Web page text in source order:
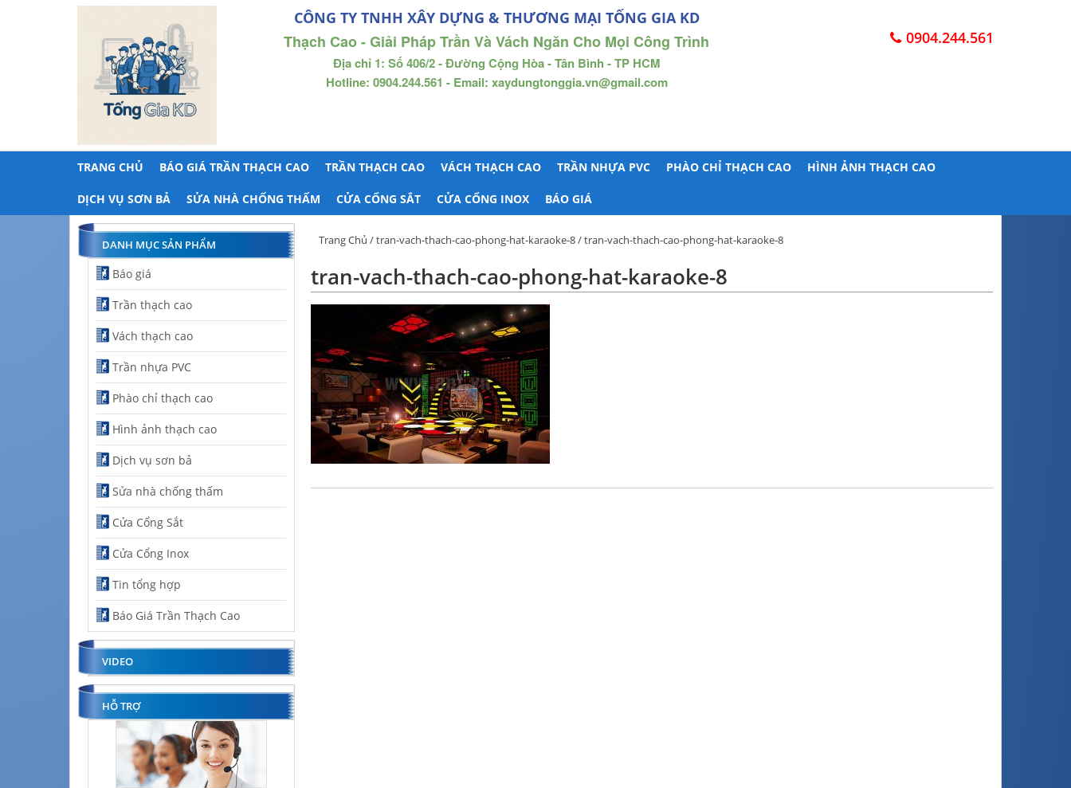
CÔNG TY TNHH XÂY DỰNG & THƯƠNG MẠI TỐNG GIA KD
Thạch Cao - Giải Pháp Trần Và Vách Ngăn Cho Mọi Công Trình
Địa chỉ 1: Số 406/2 - Đường Cộng Hòa - Tân Bình - TP HCM
Hotline: 0904.244.561 - Email: xaydungtonggia.vn@gmail.com
0904.244.561
TRANG CHỦ BÁO GIÁ TRẦN THẠCH CAO TRẦN THẠCH CAO VÁCH THẠCH CAO TRẦN NHỰA PVC PHÀO CHỈ THẠCH CAO HÌNH ẢNH THẠCH CAO
DỊCH VỤ SƠN BẢ SỬA NHÀ CHỐNG THẤM CỬA CỔNG SẮT CỬA CỔNG INOX BÁO GIÁ
Trang Chủ /tran-vach-thach-cao-phong-hat-karaoke-8/ tran-vach-thach-cao-phong-hat-karaoke-8
tran-vach-thach-cao-phong-hat-karaoke-8
DANH MỤC SẢN PHẨM
Báo giá
Trần thạch cao
Vách thạch cao
Trần nhựa PVC
Phào chỉ thạch cao
Hình ảnh thạch cao
Dịch vụ sơn bả
Sửa nhà chống thấm
Cửa Cổng Sắt
Cửa Cổng Inox
Tin tổng hợp
Báo Giá Trần Thạch Cao
VIDEO
HỖ TRỢ